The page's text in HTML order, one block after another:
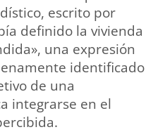
escrito por
definido la vivienda
una expresión
identificado
de una
integrarse en el